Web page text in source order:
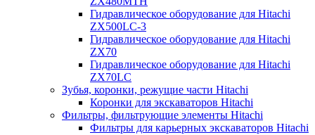
Гидравлическое оборудование для Hitachi
ZX500LC-3
Гидравлическое оборудование для Hitachi
ZX70
Гидравлическое оборудование для Hitachi
ZX70LC
Зубья, коронки, режущие части Hitachi
Коронки для экскаваторов Hitachi
Фильтры, фильтрующие элементы Hitachi
Фильтры для карьерных экскаваторов Hitachi